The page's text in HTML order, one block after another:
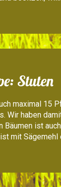
Stuten
maximal 15
Wir haben
Bäumen ist
mit Sägemehl